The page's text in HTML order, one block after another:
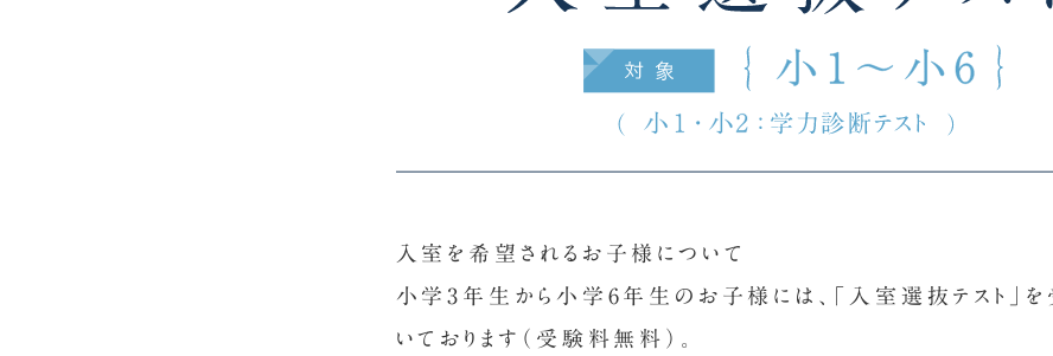
入室を希望されるお子様について
小学3年生から小学6年生のお子様には、「入室選抜テスト」を
いて おります（受験料無料）。